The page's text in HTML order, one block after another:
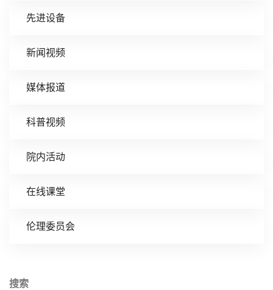
先进设备
新闻视频
媒体报道
科普视频
院内活动
在线课堂
伦理委员会
搜索